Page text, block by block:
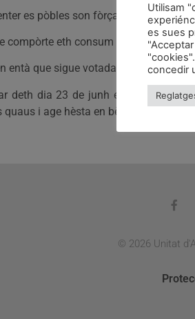
es pòbles son fòrça granes e cau
compòrte eth consum d´alcòl e er
entà que sigue votada era següenta
deth dia 23 de junh enquiath 15
i age hèsta en bèth un des pòbles
© 2026 Unitat
Utilisam
es sues
concedir